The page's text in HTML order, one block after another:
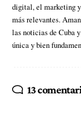
digital, el marketing
más relevantes.
las noticias de Cuba
única y bien
13